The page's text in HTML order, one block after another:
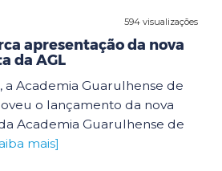
594 visualizações
apresentação da nova
da AGL
a Academia Guarulhense de
o lançamento da nova
Academia Guarulhense de
mais]